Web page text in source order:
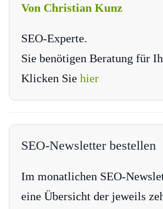
Von Christian Kunz
SEO-Experte.
Sie benötigen Beratung für
Klicken Sie hier
SEO-Newsletter bestellen
Im monatlichen SEO-
eine Übersicht der jeweils